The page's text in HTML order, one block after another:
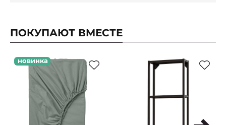
ПОКУПАЮТ ВМЕСТЕ
новинка